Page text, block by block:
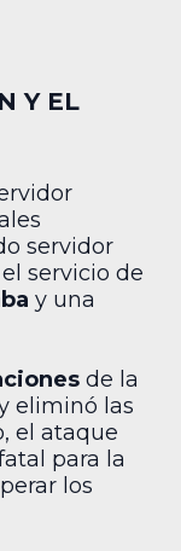
Y EL
servidor
servicio de
y una
de la
eliminó las
el ataque
para la
los